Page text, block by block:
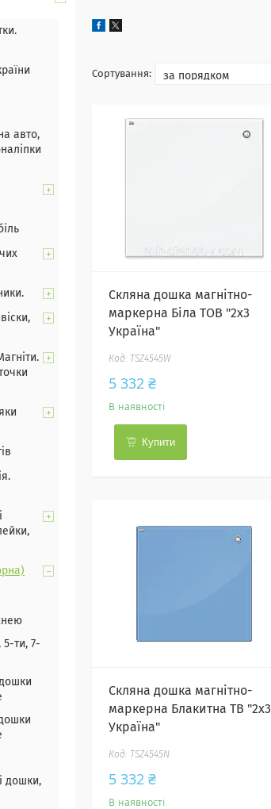
Скляна дошка магнітно-
маркерна Біла ТОВ "2х3
Україна"
TSZ4545W
5 332 ₴
В наявності
Купити
Скляна дошка магнітно-
маркерна Блакитна ТВ "2х3
Україна"
TSZ4545N
5 332 ₴
В наявності
авто,
5-ти, 7-
дошки,